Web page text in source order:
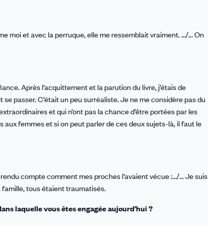
moi et avec la perruque, elle me ressemblait vraiment. .../... On
Après l’acquittement et la parution du livre, j’étais de
passer. C’était un peu surréaliste. Je ne me considère pas du
et qui n’ont pas la chance d’être portées par les
femmes et si on peut parler de ces deux sujets-là, il faut le
compte comment mes proches l’avaient vécue :.../... Je suis
famille, tous étaient traumatisés.
laquelle vous êtes engagée aujourd’hui ?